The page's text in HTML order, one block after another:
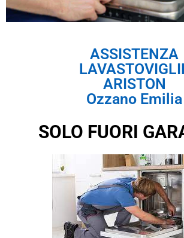
ASSISTENZA
ARISTON
Ozzano Emilia
SOLO FUORI